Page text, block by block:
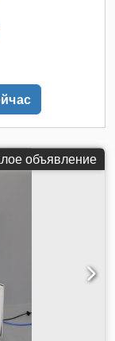
объявление